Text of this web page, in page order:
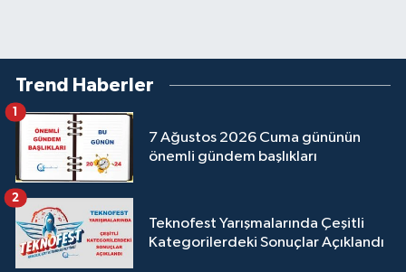
Trend Haberler
7 Ağustos 2026 Cuma gününün
önemli gündem başlıkları
1
Teknofest Yarışmalarında Çeşitli
Kategorilerdeki Sonuçlar Açıklandı
2